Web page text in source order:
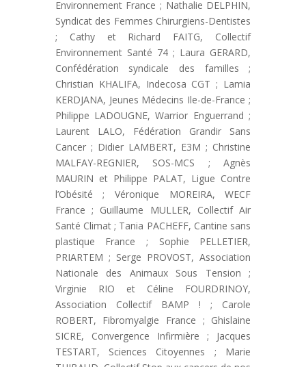
Environnement France ; Nathalie DELPHIN,
Syndicat des Femmes Chirurgiens-Dentistes
; Cathy et Richard FAITG, Collectif
Environnement Santé 74 ; Laura GERARD,
Confédération syndicale des familles ;
Christian KHALIFA, Indecosa CGT ; Lamia
KERDJANA, Jeunes Médecins Ile-de-France ;
Philippe LADOUGNE, Warrior Enguerrand ;
Laurent LALO, Fédération Grandir Sans
Cancer ; Didier LAMBERT, E3M ; Christine
MALFAY-REGNIER, SOS-MCS ; Agnès
MAURIN et Philippe PALAT, Ligue Contre
l’Obésité ; Véronique MOREIRA, WECF
France ; Guillaume MULLER, Collectif Air
Santé Climat ; Tania PACHEFF, Cantine sans
plastique France ; Sophie PELLETIER,
PRIARTEM ; Serge PROVOST, Association
Nationale des Animaux Sous Tension ;
Virginie RIO et Céline FOURDRINOY,
Association Collectif BAMP ! ; Carole
ROBERT, Fibromyalgie France ; Ghislaine
SICRE, Convergence Infirmière ; Jacques
TESTART, Sciences Citoyennes ; Marie